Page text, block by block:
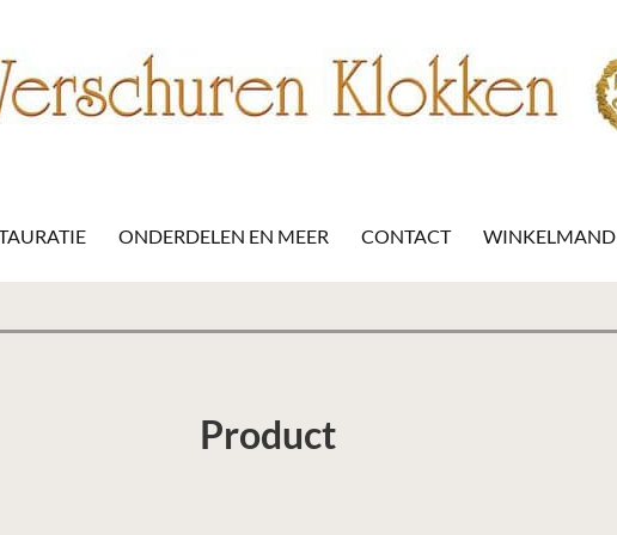
ONDERDELEN EN MEER CONTACT WINKELMAND
Product